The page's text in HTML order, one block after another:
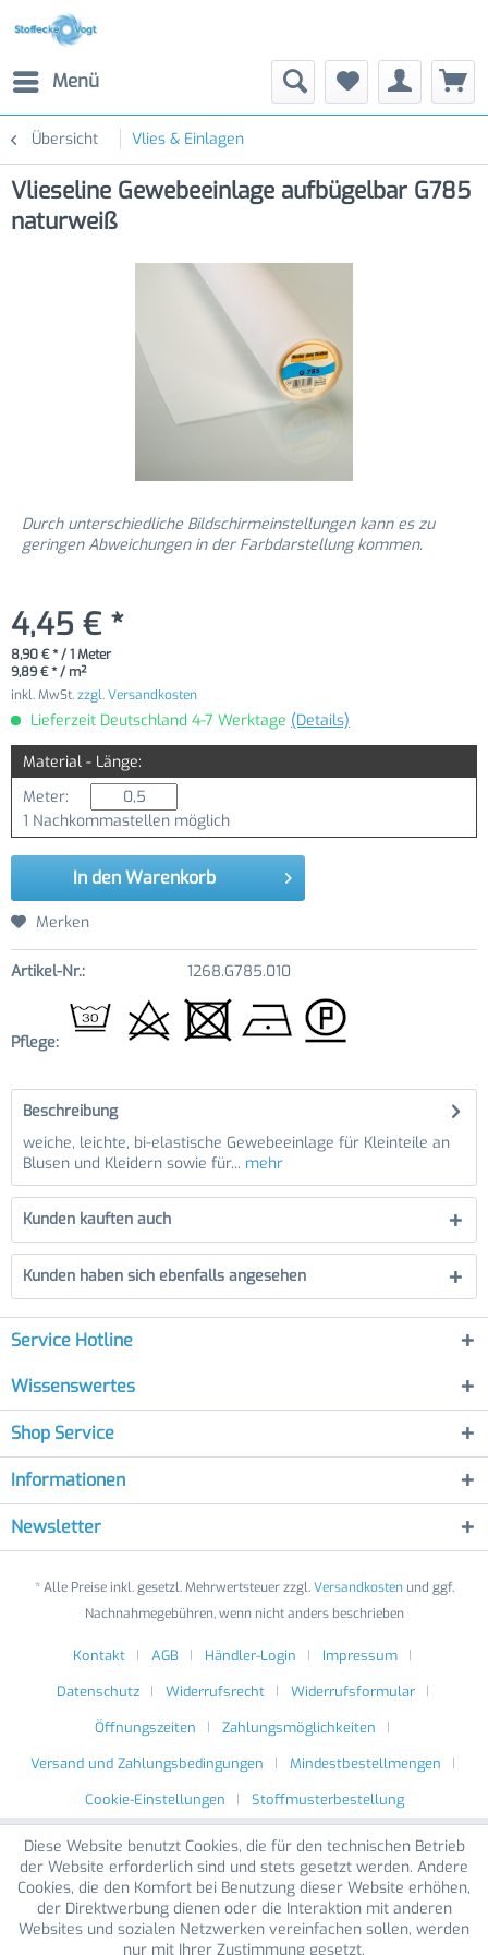
Menü
Übersicht Vlies & Einlagen
Vlieseline Gewebeeinlage aufbügelbar G785
naturweiß
Durch unterschiedliche Bildschirmeinstellungen kann es zu
geringen Abweichungen in der Farbdarstellung kommen.
4,45 € *
8,90 € * / 1 Meter
9,89 € * / m²
inkl. MwSt.zzgl. Versandkosten
Lieferzeit Deutschland 4-7 Werktage (Details)
Material - Länge:
Meter:
1 Nachkommastellen möglich
In den Warenkorb
Merken
Artikel-Nr.: 1268.G785.010
Pflege:
Beschreibung
weiche, leichte, bi-elastische Gewebeeinlage für Kleinteile an
Blusen und Kleidern sowie für... mehr
Kunden kauften auch
Kunden haben sich ebenfalls angesehen
Service Hotline
Wissenswertes
Shop Service
Informationen
Newsletter
* Alle Preise inkl. gesetzl. Mehrwertsteuer zzgl.Versandkostenund ggf.
Nachnahmegebühren, wenn nicht anders beschrieben
Kontakt AGB Händler-Login
Impressum
Datenschutz
Widerrufsrecht
Widerrufsformular
Öffnungszeiten
Zahlungsmöglichkeiten
Versand und Zahlungsbedingungen
Mindestbestellmengen
Cookie-Einstellungen
Stoffmusterbestellung
Diese Website benutzt Cookies, die für den technischen Betrieb
der Website erforderlich sind und stets gesetzt werden. Andere
Cookies, die den Komfort bei Benutzung dieser Website erhöhen,
der Direktwerbung dienen oder die Interaktion mit anderen
Websites und sozialen Netzwerken vereinfachen sollen, werden
nur mit Ihrer Zustimmung gesetzt.